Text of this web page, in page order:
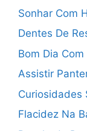
Sonhar Com
Dentes De
Bom Dia
Assistir
Curiosidades
Flacidez Na